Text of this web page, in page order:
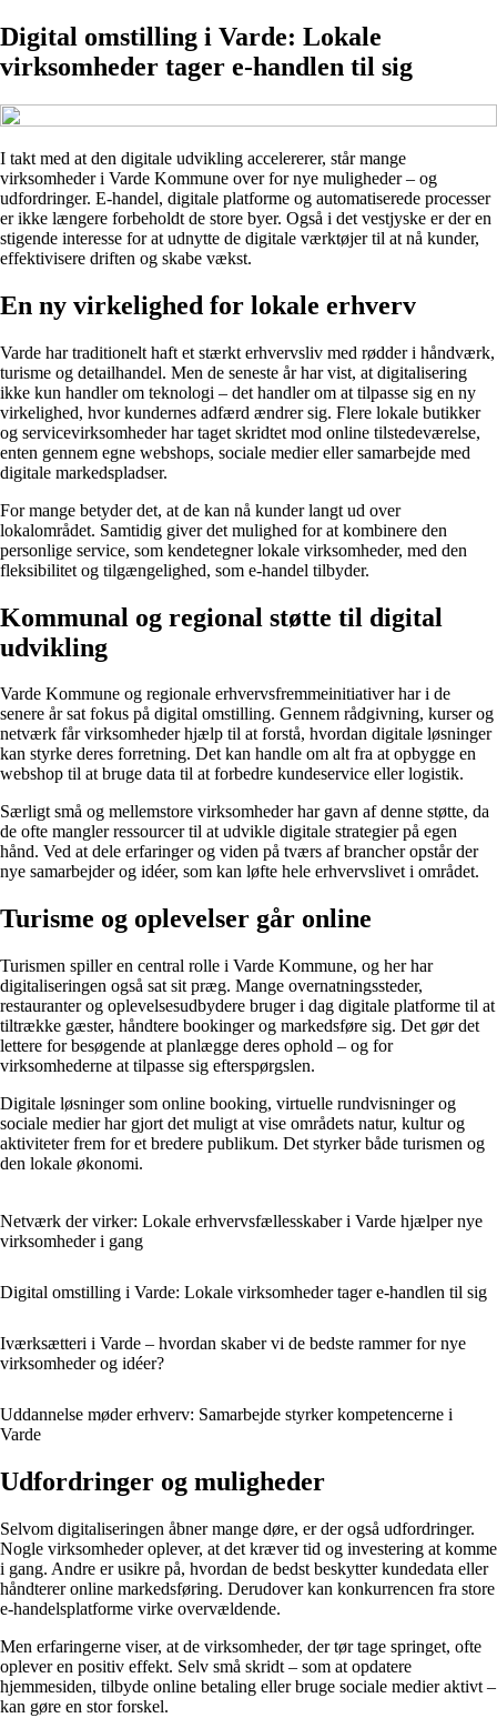
Digital omstilling i Varde: Lokale
virksomheder tager e-handlen til sig
I takt med at den digitale udvikling accelererer, står mange
virksomheder i Varde Kommune over for nye muligheder – og
udfordringer. E-handel, digitale platforme og automatiserede processer
er ikke længere forbeholdt de store byer. Også i det vestjyske er der en
stigende interesse for at udnytte de digitale værktøjer til at nå kunder,
effektivisere driften og skabe vækst.
En ny virkelighed for lokale erhverv
Varde har traditionelt haft et stærkt erhvervsliv med rødder i håndværk,
turisme og detailhandel. Men de seneste år har vist, at digitalisering
ikke kun handler om teknologi – det handler om at tilpasse sig en ny
virkelighed, hvor kundernes adfærd ændrer sig. Flere lokale butikker
og servicevirksomheder har taget skridtet mod online tilstedeværelse,
enten gennem egne webshops, sociale medier eller samarbejde med
digitale markedspladser.
For mange betyder det, at de kan nå kunder langt ud over
lokalområdet. Samtidig giver det mulighed for at kombinere den
personlige service, som kendetegner lokale virksomheder, med den
fleksibilitet og tilgængelighed, som e-handel tilbyder.
Kommunal og regional støtte til digital
udvikling
Varde Kommune og regionale erhvervsfremmeinitiativer har i de
senere år sat fokus på digital omstilling. Gennem rådgivning, kurser og
netværk får virksomheder hjælp til at forstå, hvordan digitale løsninger
kan styrke deres forretning. Det kan handle om alt fra at opbygge en
webshop til at bruge data til at forbedre kundeservice eller logistik.
Særligt små og mellemstore virksomheder har gavn af denne støtte, da
de ofte mangler ressourcer til at udvikle digitale strategier på egen
hånd. Ved at dele erfaringer og viden på tværs af brancher opstår der
nye samarbejder og idéer, som kan løfte hele erhvervslivet i området.
Turisme og oplevelser går online
Turismen spiller en central rolle i Varde Kommune, og her har
digitaliseringen også sat sit præg. Mange overnatningssteder,
restauranter og oplevelsesudbydere bruger i dag digitale platforme til at
tiltrække gæster, håndtere bookinger og markedsføre sig. Det gør det
lettere for besøgende at planlægge deres ophold – og for
virksomhederne at tilpasse sig efterspørgslen.
Digitale løsninger som online booking, virtuelle rundvisninger og
sociale medier har gjort det muligt at vise områdets natur, kultur og
aktiviteter frem for et bredere publikum. Det styrker både turismen og
den lokale økonomi.
Netværk der virker: Lokale erhvervsfællesskaber i Varde hjælper nye
virksomheder i gang
Digital omstilling i Varde: Lokale virksomheder tager e-handlen til sig
Iværksætteri i Varde – hvordan skaber vi de bedste rammer for nye
virksomheder og idéer?
Uddannelse møder erhverv: Samarbejde styrker kompetencerne i
Varde
Udfordringer og muligheder
Selvom digitaliseringen åbner mange døre, er der også udfordringer.
Nogle virksomheder oplever, at det kræver tid og investering at komme
i gang. Andre er usikre på, hvordan de bedst beskytter kundedata eller
håndterer online markedsføring. Derudover kan konkurrencen fra store
e-handelsplatforme virke overvældende.
Men erfaringerne viser, at de virksomheder, der tør tage springet, ofte
oplever en positiv effekt. Selv små skridt – som at opdatere
hjemmesiden, tilbyde online betaling eller bruge sociale medier aktivt –
kan gøre en stor forskel.